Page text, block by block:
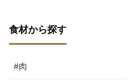
食材から探す
#肉